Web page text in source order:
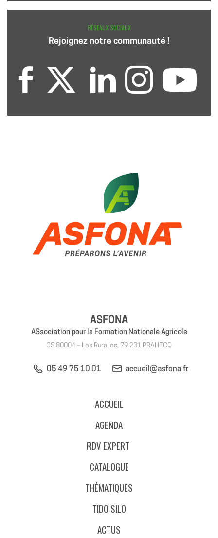
RÉSEAUX SOCIAUX
Rejoignez notre communauté !
ASFONA
ASsociation pour la Formation Nationale Agricole
CS 80004 – Les Ruralies, 79 231 PRAHECQ
05 49 75 10 01 accueil@asfona.fr
ACCUEIL
AGENDA
RDV EXPERT
CATALOGUE
THÉMATIQUES
TIDO SILO
ACTUS